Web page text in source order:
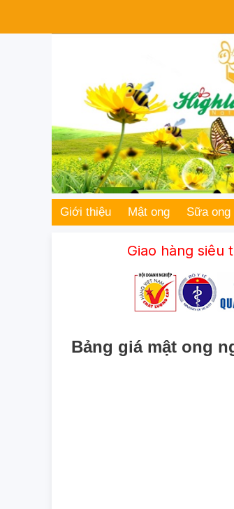
Giới thiệu Mật ong Sữa ong
Giao hàng siêu tốc toàn
Bảng giá mật ong